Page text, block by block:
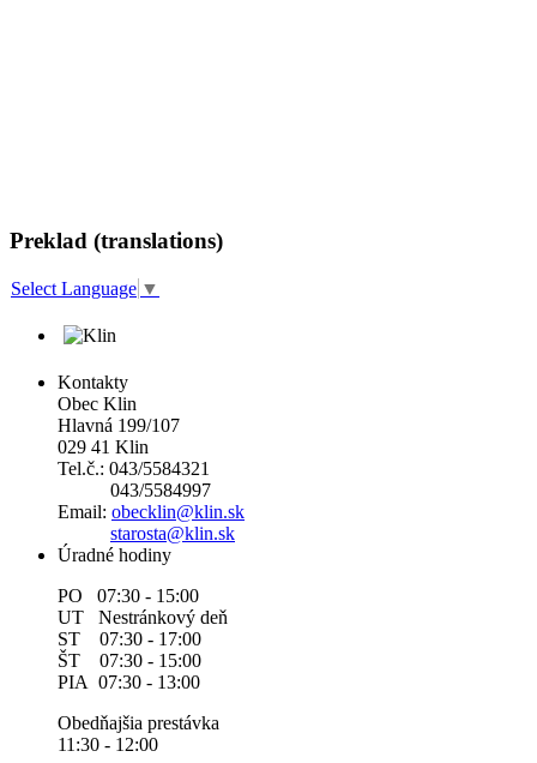
Preklad (translations)
Select Language ▼
Kontakty
Obec Klin
Hlavná 199/107
029 41 Klin
Tel.č.: 043/5584321
043/5584997
Email: obecklin@klin.sk
starosta@klin.sk
Úradné hodiny
PO 07:30 - 15:00
UT Nestránkový deň
ST 07:30 - 17:00
ŠT 07:30 - 15:00
PIA 07:30 - 13:00
Obedňajšia prestávka
11:30 - 12:00